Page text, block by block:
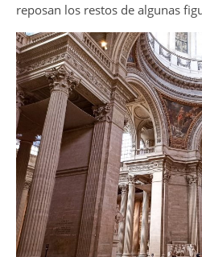
reposan los restos de algunas